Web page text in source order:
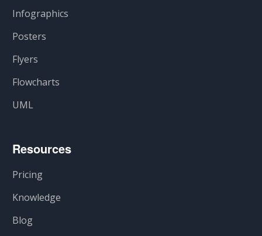
Infographics
Posters
Flyers
Flowcharts
UML
Resources
Pricing
Knowledge
Blog